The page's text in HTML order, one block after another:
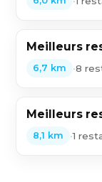
Meilleurs
6,7 km •8
Meilleurs
8,1 km •1